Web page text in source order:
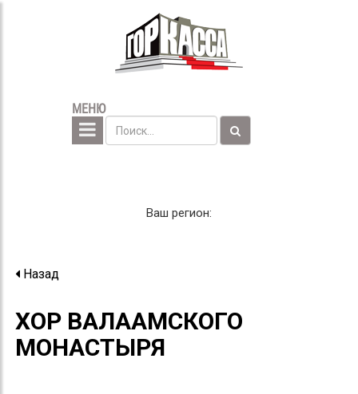
МЕНЮ
Ваш регион:
Назад
ХОР ВАЛААМСКОГО
МОНАСТЫРЯ